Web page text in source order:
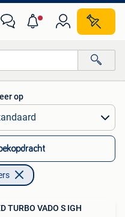
op
TURBO VADO S IGH